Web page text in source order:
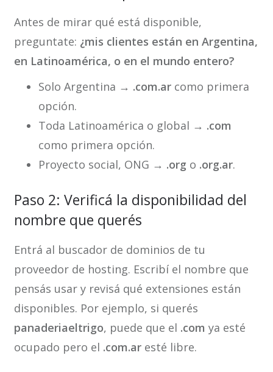
Antes de mirar qué está disponible,
preguntate: ¿mis clientes están en Argentina,
en Latinoamérica, o en el mundo entero?
Solo Argentina → .com.arcomo primera
opción.
Toda Latinoamérica o global → .com
como primera opción.
Proyecto social, ONG → .org o .org.ar.
Paso 2: Verificá la disponibilidad del
nombre que querés
Entrá al buscador de dominios de tu
proveedor de hosting. Escribí el nombre que
pensás usar y revisá qué extensiones están
disponibles. Por ejemplo, si querés
panaderiaeltrigo, puede que el .com ya esté
ocupado pero el .com.aresté libre.